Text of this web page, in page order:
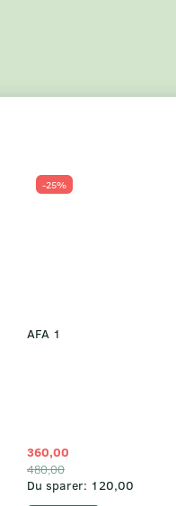
-25%
AFA 1
360,00
480,00
Du sparer: 120,00